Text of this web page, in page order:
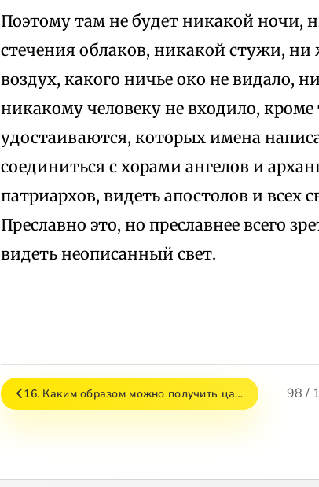
Поэтому там не будет никакой ночи,
стечения облаков, никакой стужи,
воздух, какого ничье око не видало,
никакому человеку не входило,
удостаиваются, которых имена
соединиться с хорами ангелов и
патриархов, видеть апостолов и всех
Преславно это, но преславнее всего
видеть неописанный свет.
16. Каким образом можно получить ца… 98 /